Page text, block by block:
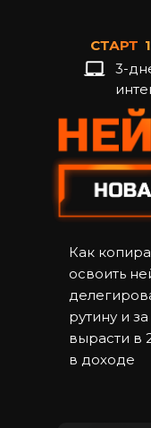
3-
СТАРТ
Как
освоить
рутину и
вырасти в
в доходе